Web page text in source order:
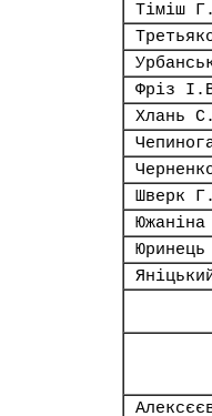
Тіміш
Фріз
Хлань
Шверк